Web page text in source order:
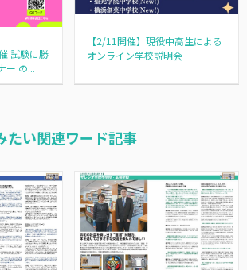
試験に勝
ー の...
【2/11開催】現役中高生による
オンライン学校説明会
たい関連ワード記事